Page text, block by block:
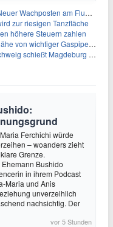
Wachposten am Flughafen
zur riesigen Tanzfläche
höhere Steuern zahlen
wichtiger Gaspipeline explodiert
schießt Magdeburg ab
Ferchichi würde
– woanders zieht
Grenze.
Bushido
in ihrem Podcast
Maria und Anis
unverzeihlich
nachsichtig. Der
vor 5 Stunden